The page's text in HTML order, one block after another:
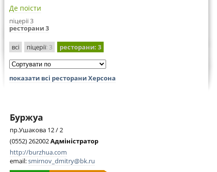
Де поїсти
піцерії 3
ресторани 3
всі піцерії: 3 ресторани: 3
показати всі ресторани Херсона
Буржуа
пр.Ушакова 12 / 2
(0552) 262002Адміністратор
http://burzhua.com
email:smirnov_dmitry@bk.ru